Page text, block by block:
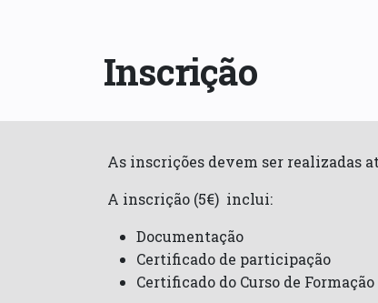
Inscrição
As inscrições devem ser realizadas
A inscrição (5€) inclui:
Documentação
Certificado de participação
Certificado do Curso de Formação